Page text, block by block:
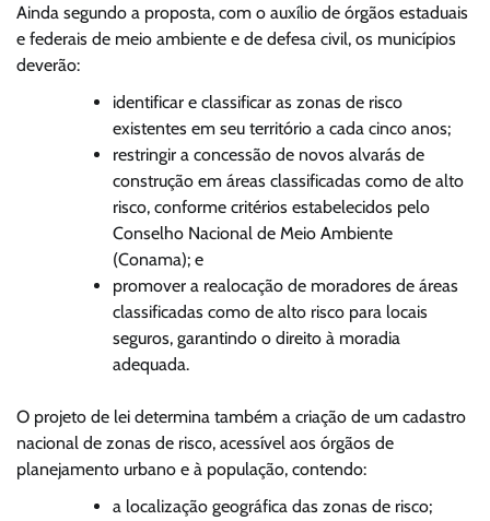
Ainda segundo a proposta, com o auxílio de órgãos estaduais
e federais de meio ambiente e de defesa civil, os municípios
deverão:
identificar e classificar as zonas de risco
existentes em seu território a cada cinco anos;
restringir a concessão de novos alvarás de
construção em áreas classificadas como de alto
risco, conforme critérios estabelecidos pelo
Conselho Nacional de Meio Ambiente
(Conama); e
promover a realocação de moradores de áreas
classificadas como de alto risco para locais
seguros, garantindo o direito à moradia
adequada.
O projeto de lei determina também a criação de um cadastro
nacional de zonas de risco, acessível aos órgãos de
planejamento urbano e à população, contendo:
a localização geográfica das zonas de risco;